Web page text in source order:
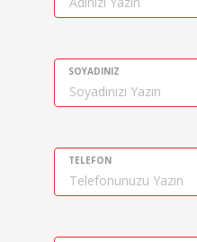
SOYADINIZ
TELEFON